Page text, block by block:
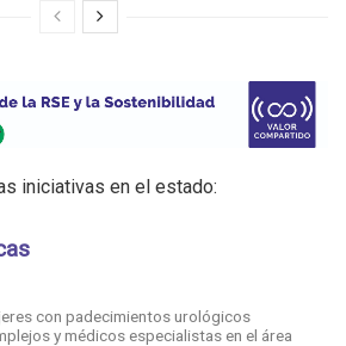
iniciativas en el estado:
con padecimientos urológicos
y médicos especialistas en el área